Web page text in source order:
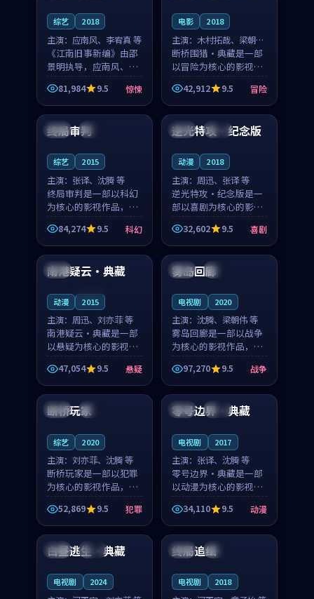
综艺 2018
主演： 应南风、李宥真 等
《江南旧事新编》由邵
景明执导，应南风、李
宥真领衔主演，是一部
2018年上映的日本惊悚
综艺。影片以邻里温情
遇到告别都浸着真实
81,984 9.5 惊悚
电影 2018
主演： 木村拓哉、梁朝伟
等
断桥围猎·典藏是一部
以冒险为核心的影视作
品，围绕危机、反转与
人物成长展开，整体节
奏紧凑，值得推荐观
42,912 9.5 冒险
日本 独播
终局审判
综艺 2015
主演： 张译、沈腾 等
终局审判是一部以科幻
为核心的影视作品，围
绕危机、反转与人物成
长展开，整体节奏紧
凑，值得推荐观看。
84,274 9.5 科幻
中国 高分
逆光特攻·纪念版
动漫 2018
主演： 周迅、张译 等
逆光特攻·纪念版是一
部以喜剧为核心的影视
作品，围绕危机、反转
与人物成长展开，整体
节奏紧凑，值得推荐观
看。
32,602 9.5 喜剧
韩国
南港疑云·典藏
动漫 2015
主演： 周迅、刘亦菲 等
南港疑云·典藏是一部
以悬疑为核心的影视作
品，围绕危机、反转与
人物成长展开，整体节
奏紧凑，值得推荐观
看。
47,054 9.5 悬疑
泰国 院线
雾岛回廊
电视剧 2020
主演： 沈腾、梁朝伟 等
雾岛回廊是一部以战争
为核心的影视作品，围
绕危机、反转与人物成
长展开，整体节奏紧
凑，值得推荐观看。
97,270 9.5 战争
中国 热播
断桥玩家
综艺 2020
主演： 刘亦菲、沈腾 等
断桥玩家是一部以犯罪
为核心的影视作品，围
绕危机、反转与人物成
长展开，整体节奏紧
凑，值得推荐观看。
52,869 9.5 犯罪
法国 院线
零号边界·典藏
电视剧 2017
主演： 张译、沈腾 等
零号边界·典藏是一部
以动漫为核心的影视作
品，围绕危机、反转与
人物成长展开，整体节
奏紧凑，值得推荐观
看。
34,110 9.5 动漫
日本 独播
白昼逃生·典藏
电视剧 2024
中国 高分
终局追缉
电视剧 2018